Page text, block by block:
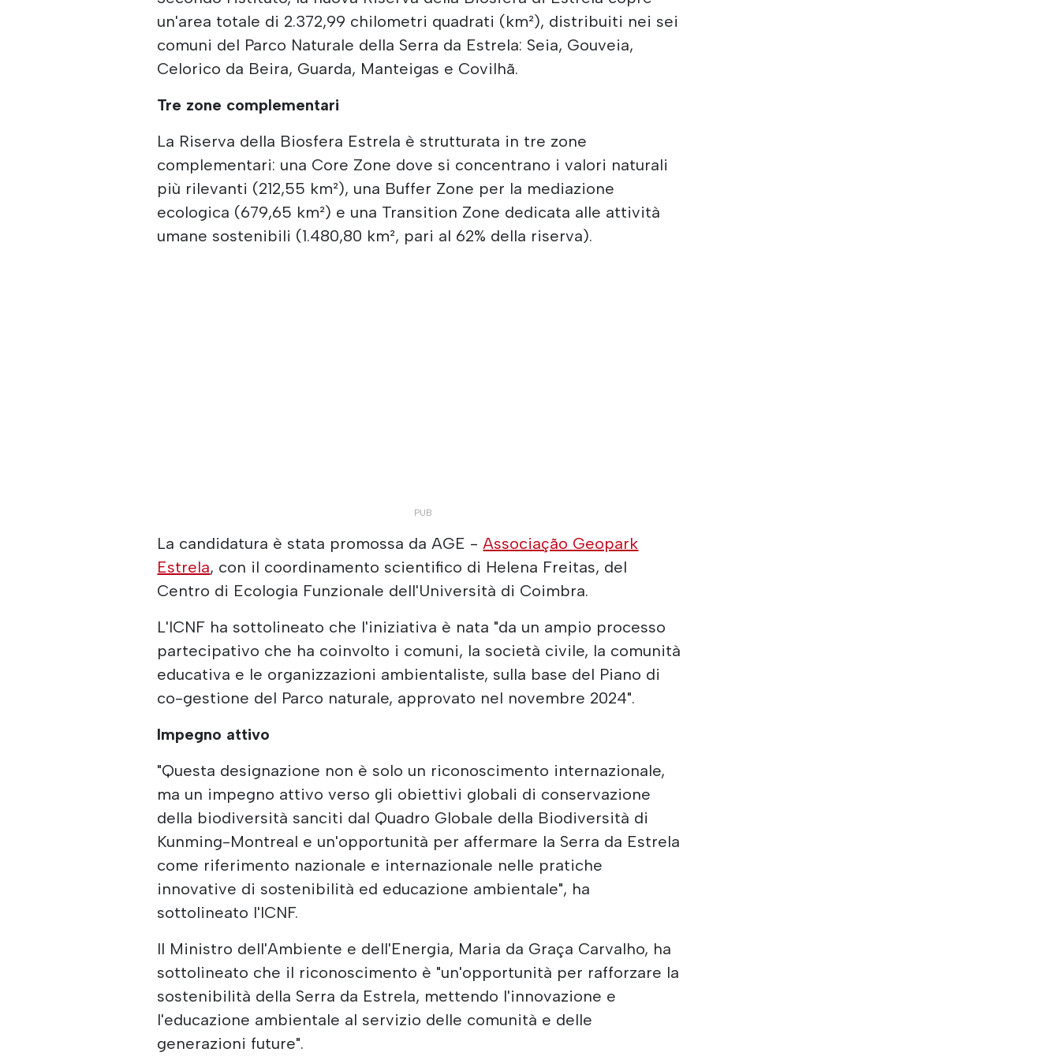
un'area totale di 2.372,99 chilometri quadrati (km²), distribuiti nei sei
comuni del Parco Naturale della Serra da Estrela: Seia, Gouveia,
Celorico da Beira, Guarda, Manteigas e Covilhã.
Tre zone complementari
La Riserva della Biosfera Estrela è strutturata in tre zone
complementari: una Core Zone dove si concentrano i valori naturali
più rilevanti (212,55 km²), una Buffer Zone per la mediazione
ecologica (679,65 km²) e una Transition Zone dedicata alle attività
umane sostenibili (1.480,80 km², pari al 62% della riserva).
La candidatura è stata promossa da AGE -Associação Geopark
Estrela, con il coordinamento scientifico di Helena Freitas, del
Centro di Ecologia Funzionale dell'Università di Coimbra.
L'ICNF ha sottolineato che l'iniziativa è nata "da un ampio processo
partecipativo che ha coinvolto i comuni, la società civile, la comunità
educativa e le organizzazioni ambientaliste, sulla base del Piano di
co-gestione del Parco naturale, approvato nel novembre 2024".
Impegno attivo
"Questa designazione non è solo un riconoscimento internazionale,
ma un impegno attivo verso gli obiettivi globali di conservazione
della biodiversità sanciti dal Quadro Globale della Biodiversità di
Kunming-Montreal e un'opportunità per affermare la Serra da Estrela
come riferimento nazionale e internazionale nelle pratiche
innovative di sostenibilità ed educazione ambientale", ha
sottolineato l'ICNF.
Il Ministro dell'Ambiente e dell'Energia, Maria da Graça Carvalho, ha
sottolineato che il riconoscimento è "un'opportunità per rafforzare la
sostenibilità della Serra da Estrela, mettendo l'innovazione e
l'educazione ambientale al servizio delle comunità e delle
generazioni future".